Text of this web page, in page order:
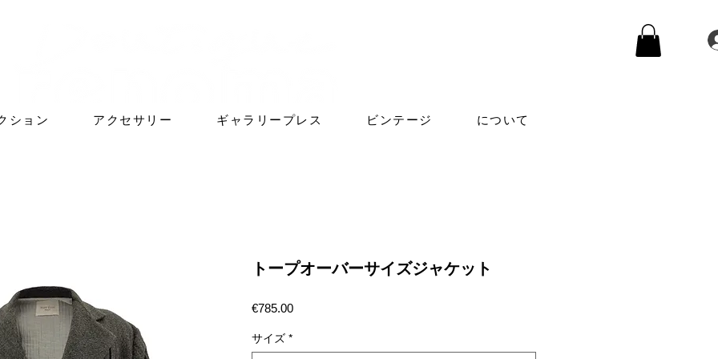
ション アクセサリー ギャラリープレス ビンテージ について
トープオーバーサイズジャケット
€785.00価
サイズ *